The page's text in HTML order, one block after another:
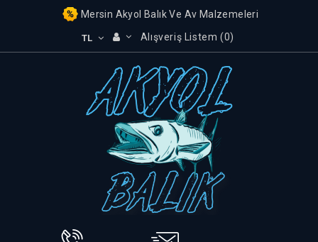
Mersin Akyol Balık Ve Av Malzemeleri
TL Alışveriş Listem (0)